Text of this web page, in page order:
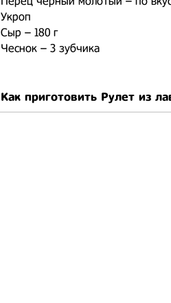
Укроп
Сыр – 180 г
Чеснок – 3 зубчика
Как приготовить Рулет из